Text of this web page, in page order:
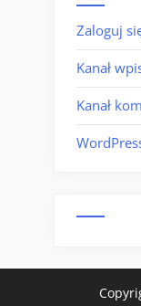
Zaloguj
Kanał
Kanał